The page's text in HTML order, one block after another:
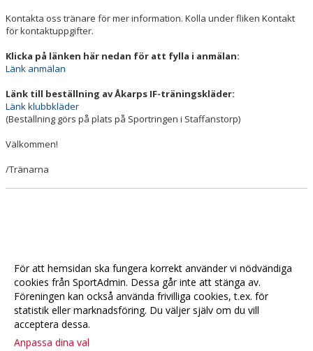
Kontakta oss tränare för mer information. Kolla under fliken Kontakt
för kontaktuppgifter.
Klicka på länken här nedan för att fylla i anmälan:
Länk anmälan
Länk till beställning av Åkarps IF-träningskläder:
Länk klubbkläder
(Beställning görs på plats på Sportringen i Staffanstorp)
Välkommen!
/Tränarna
För att hemsidan ska fungera korrekt använder vi nödvändiga
cookies från SportAdmin. Dessa går inte att stänga av.
Föreningen kan också använda frivilliga cookies, t.ex. för
statistik eller marknadsföring. Du väljer själv om du vill
acceptera dessa.
Anpassa dina val